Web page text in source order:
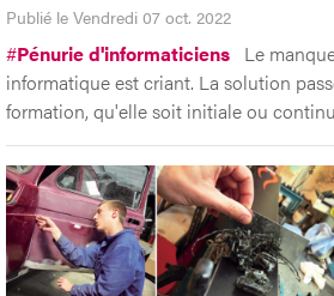
Publié le Vendredi 07 oct. 2022
#Pénurie d'informaticiens Le
informatique est criant. La solution
formation, qu'elle soit initiale ou